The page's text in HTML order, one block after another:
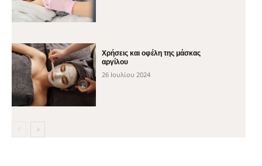
Χρήσεις και οφέλη της μάσκας
αργίλου
26 Ιουλίου 2024